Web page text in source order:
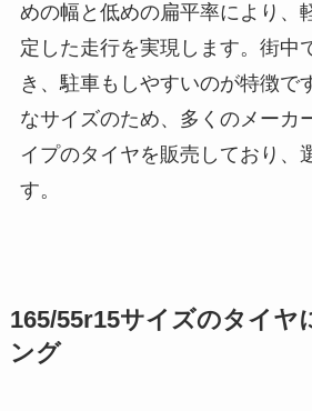
めの幅と低めの扁平率により、
定した走行を実現します。街中
き、駐車もしやすいのが特徴で
なサイズのため、多くのメーカ
イプのタイヤを販売しており、
す。
165/55r15サイズのタイヤ
ング